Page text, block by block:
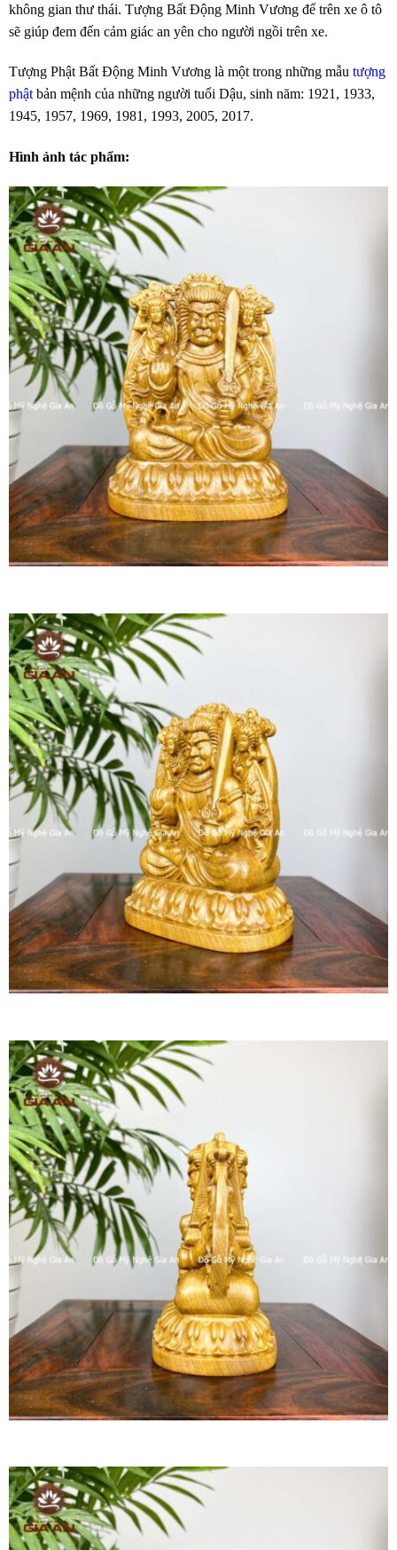
không gian thư thái. Tượng Bất Động Minh Vương để trên xe ô tô
sẽ giúp đem đến cảm giác an yên cho người ngồi trên xe.
Tượng Phật Bất Động Minh Vương là một trong những mẫu tượng
phật bản mệnh của những người tuổi Dậu, sinh năm: 1921, 1933,
1945, 1957, 1969, 1981, 1993, 2005, 2017.
Hình ảnh tác phẩm: